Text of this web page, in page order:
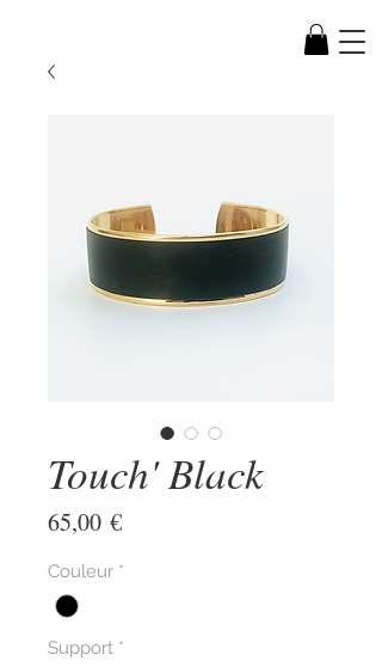
Touch' Black
65,00 €Prix
Couleur *
Support *